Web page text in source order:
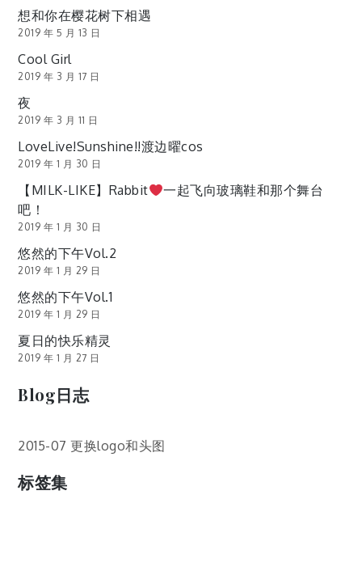
想和你在樱花树下相遇
2019 年 5 月 13 日
Cool Girl
2019 年 3 月 17 日
夜
2019 年 3 月 11 日
LoveLive!Sunshine!!渡边曜cos
2019 年 1 月 30 日
【MILK-LIKE】Rabbit
一起飞向玻璃鞋和那个舞台
吧！
2019 年 1 月 30 日
悠然的下午Vol.2
2019 年 1 月 29 日
悠然的下午Vol.1
2019 年 1 月 29 日
夏日的快乐精灵
2019 年 1 月 27 日
Blog日志
2015-07 更换logo和头图
标签集